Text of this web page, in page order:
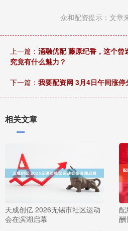
众和配资提示：文章
上一篇： 涌融优配 藤原纪香，这个曾
究竟有什么魅力？
下一篇： 我要配资网 3月4日午间涨停
相关文章
天成创亿 2026无锡市社区运动
会在滨湖启幕
配
酬